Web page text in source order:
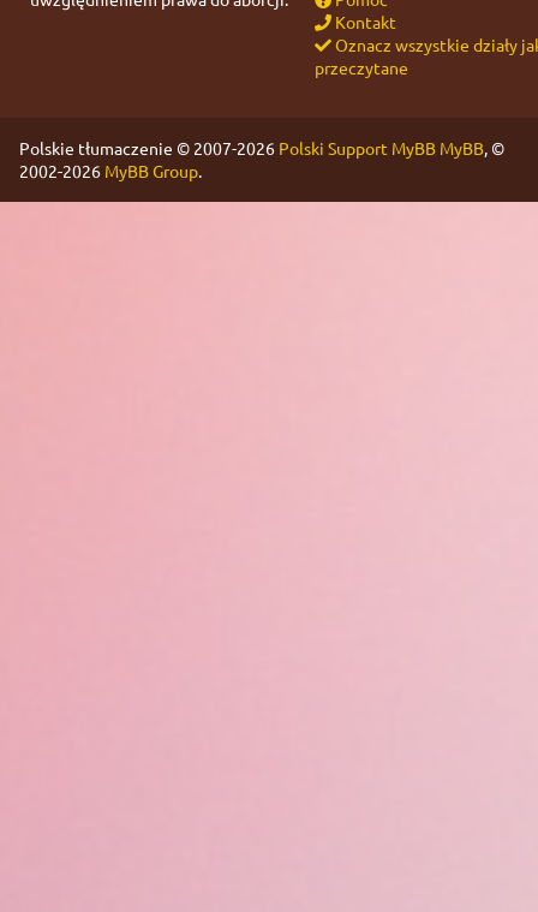
Kontakt
Oznacz wszystkie działy
przeczytane
Polskie tłumaczenie © 2007-2026 Polski Support MyBB MyBB, ©
2002-2026 MyBB Group.